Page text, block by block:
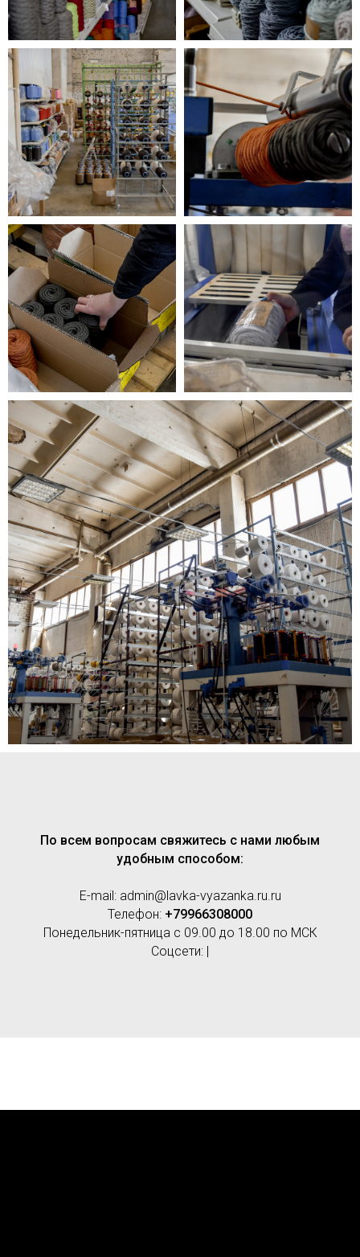
По всем вопросам свяжитесь с нами любым
удобным способом:
E-mail: admin@lavka-vyazanka.ru.ru
Телефон: +79966308000
Понедельник-пятница с 09.00 до 18.00 по МСК
Соцсети: |